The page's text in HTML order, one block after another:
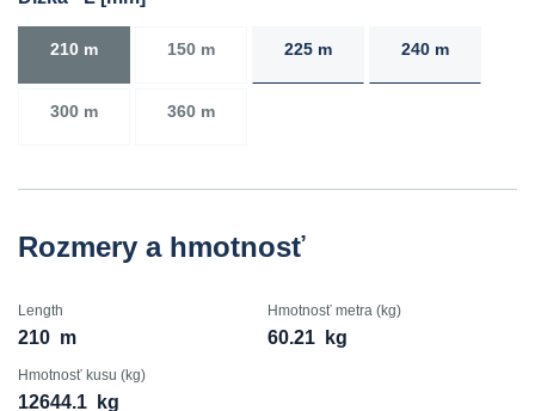
210 m 150 m 225 m 240 m
300 m 360 m
Rozmery a hmotnosť
Length
210 m
Hmotnosť metra (kg)
60.21 kg
Hmotnosť kusu (kg)
12644.1 kg